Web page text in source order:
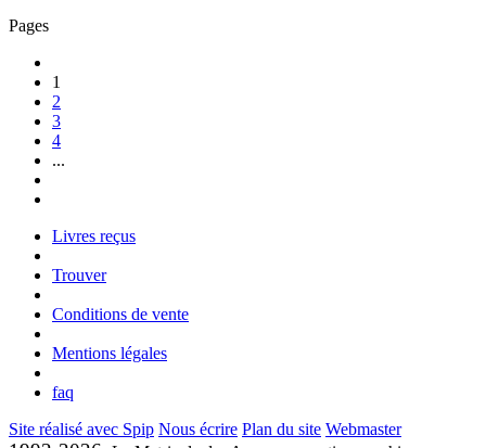
Pages
1
2
3
4
...
Livres reçus
Trouver
Conditions de vente
Mentions légales
faq
Site réalisé avec Spip Nous écrire Plan du site Webmaster